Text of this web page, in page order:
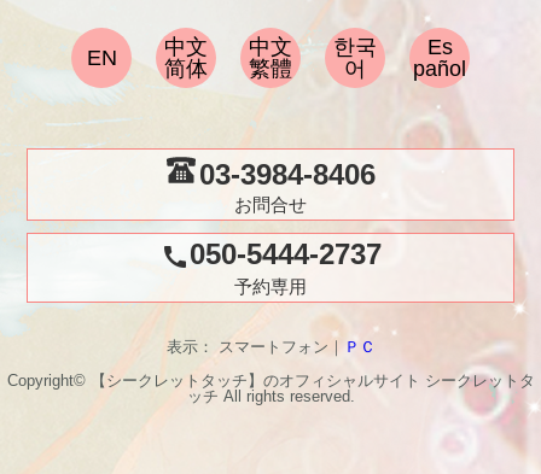
EN
中文
简体
中文
繁體
한국
어
Es
pañol
03-3984-8406
お問合せ
call050-5444-2737
予約専用
表示： スマートフォン｜ ＰＣ
Copyright© 【シークレットタッチ】のオフィシャルサイト シークレットタ
ッチ All rights reserved.